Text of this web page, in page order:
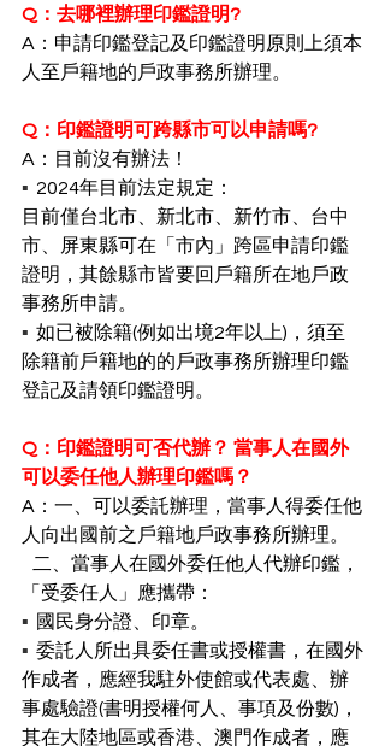
Q：去哪裡辦理印鑑證明?
A：申請印鑑登記及印鑑證明原則上須本
人至戶籍地的戶政事務所辦理。
Q：印鑑證明可跨縣市可以申請嗎?
A：目前沒有辦法！
▪︎ 2024年目前法定規定：
目前僅台北市、新北市、新竹市、台中
市、屏東縣可在「市內」跨區申請印鑑
證明，其餘縣市皆要回戶籍所在地戶政
事務所申請。
▪︎ 如已被除籍(例如出境2年以上)，須至
除籍前戶籍地的的戶政事務所辦理印鑑
登記及請領印鑑證明。
Q：印鑑證明可否代辦？ 當事人在國外
可以委任他人辦理印鑑嗎？
A：一、可以委託辦理，當事人得委任他
人向出國前之戶籍地戶政事務所辦理。
二、當事人在國外委任他人代辦印鑑，
「受委任人」應攜帶：
▪︎ 國民身分證、印章。
▪︎ 委託人所出具委任書或授權書，在國外
作成者，應經我駐外使館或代表處、辦
事處驗證(書明授權何人、事項及份數)，
其在大陸地區或香港、澳門作成者，應